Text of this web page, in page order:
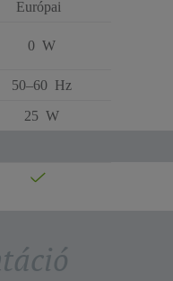
Európai
0 W
50–60 Hz
25 W